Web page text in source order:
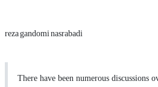
reza gandomi nasrabadi
There have been numerous discussions